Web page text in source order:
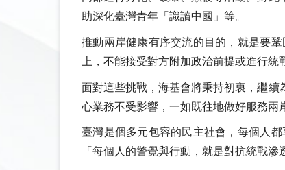
助深化臺灣青年「識讀中國」等。
推動兩岸健康有序交流的目的，就是要
上，不能接受對方附加政治前提或進行
面對這些挑戰，海基會將秉持初衷，繼
心業務不受影響，一如既往地做好服務兩
臺灣是個多元包容的民主社會，每個人
「每個人的警覺與行動，就是對抗統戰